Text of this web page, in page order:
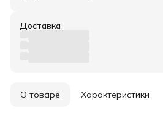
Доставка
О товаре Характеристики